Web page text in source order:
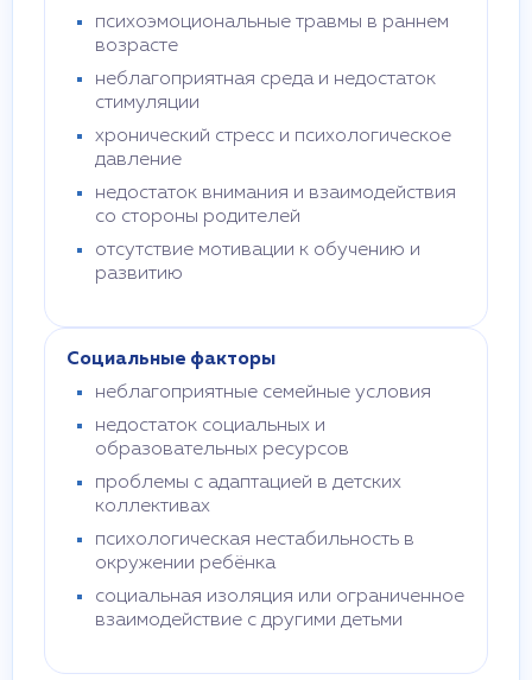
психоэмоциональные травмы в раннем
возрасте
неблагоприятная среда и недостаток
стимуляции
хронический стресс и психологическое
давление
недостаток внимания и взаимодействия
со стороны родителей
отсутствие мотивации к обучению и
развитию
Социальные факторы
неблагоприятные семейные условия
недостаток социальных и
образовательных ресурсов
проблемы с адаптацией в детских
коллективах
психологическая нестабильность в
окружении ребёнка
социальная изоляция или ограниченное
взаимодействие с другими детьми